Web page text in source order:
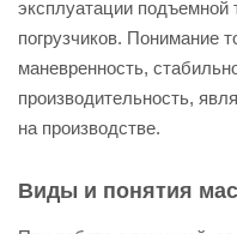
эксплуатации подъемной
погрузчиков. Понимание
маневренность,
производительность,
на производстве.
Виды и понятия